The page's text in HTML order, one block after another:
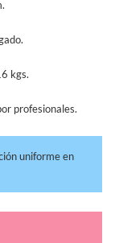
kgs.
profesionales.
uniforme en